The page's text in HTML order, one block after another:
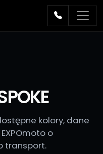
kolory, dane
o
transport.